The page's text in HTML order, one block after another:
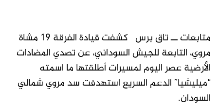
متابعات ــ تاق برس كشفت قيادة الفرقة 19 مشاة
مروي، التابعة للجيش السوداني، عن تصدي المضادات
الأرضية عصر اليوم لمسيرات أطلقتها ما اسمته
“ميليشيا” الدعم السريع استهدفت سد مروي شمالي
السودان.